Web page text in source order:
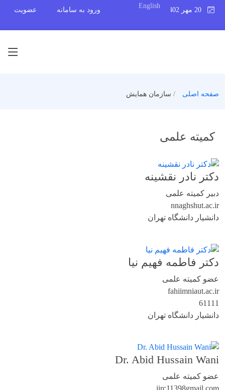
English
ورود به سامانه عضویت
صفحه اصلی سازمان همایش
کمیته علمی
دکتر نادر نقشینه
دبیر کمیته علمی
nnaghshut.ac.ir
دانشیار دانشگاه تهران
دکتر فاطمه فهیم نیا
عضو کمیته علمی
fahiimniaut.ac.ir
61111
دانشیار دانشگاه تهران
Dr. Abid Hussain Wani
عضو کمیته علمی
iirc11398gmail.com